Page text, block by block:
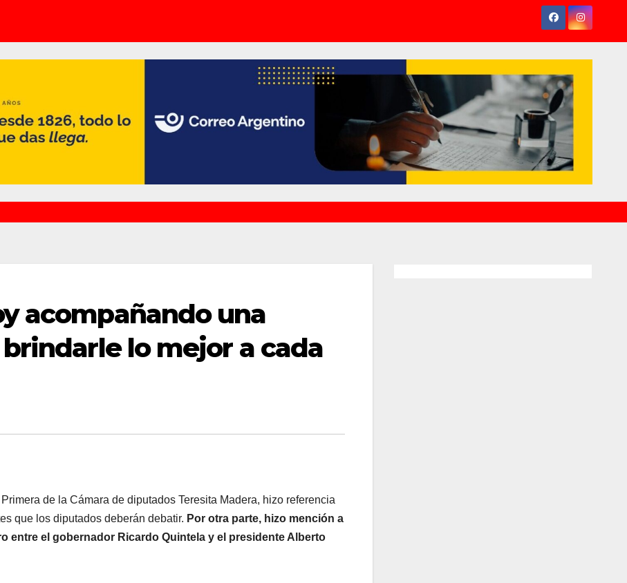
acompañando una
lo mejor a cada
de la Cámara de diputados Teresita Madera, hizo referencia
que los diputados deberán debatir. Por otra parte, hizo mención a
entre el gobernador Ricardo Quintela y el presidente Alberto